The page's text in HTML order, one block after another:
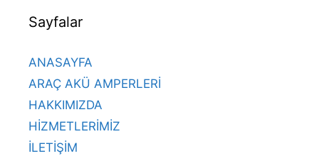
Sayfalar
ANASAYFA
ARAÇ AKÜ AMPERLERİ
HAKKIMIZDA
HİZMETLERİMİZ
İLETİŞİM